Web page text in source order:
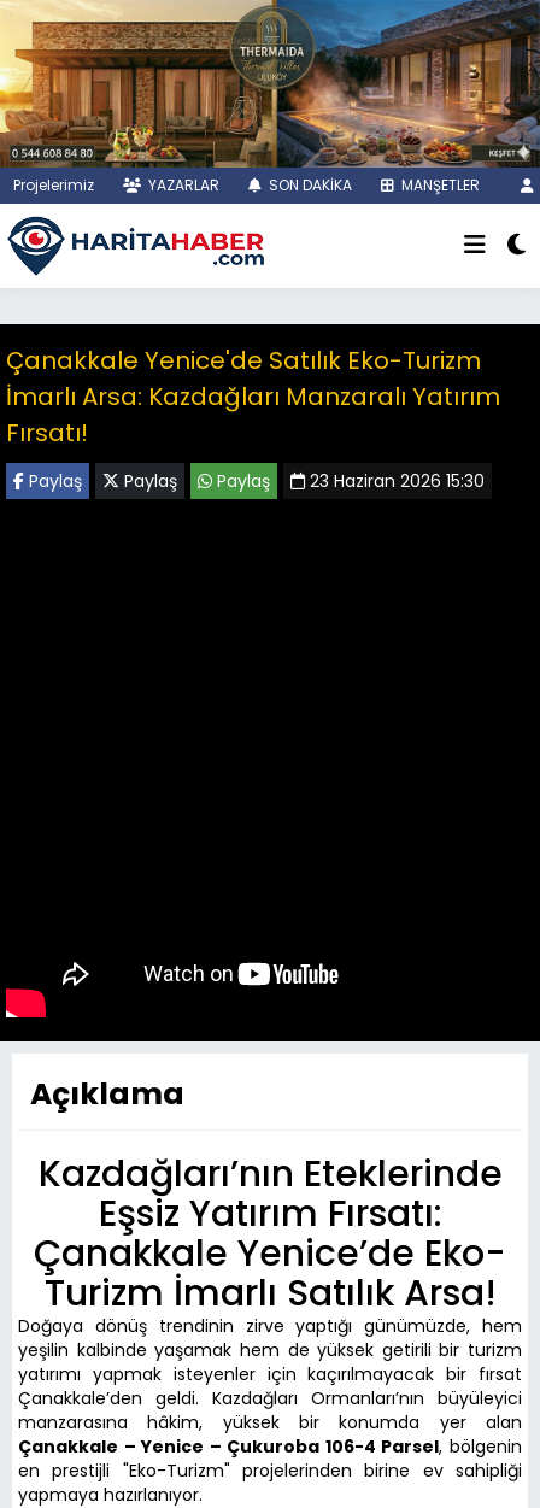
Projelerimiz YAZARLAR SON DAKİKA MANŞETLER
Çanakkale Yenice'de Satılık Eko-Turizm
İmarlı Arsa: Kazdağları Manzaralı Yatırım
Fırsatı!
Paylaş Paylaş Paylaş 23 Haziran 2026 15:30
Açıklama
Kazdağları’nın Eteklerinde
Eşsiz Yatırım Fırsatı:
Çanakkale Yenice’de Eko-
Turizm İmarlı Satılık Arsa!
Doğaya dönüş trendinin zirve yaptığı günümüzde, hem
yeşilin kalbinde yaşamak hem de yüksek getirili bir turizm
yatırımı yapmak isteyenler için kaçırılmayacak bir fırsat
Çanakkale’den geldi. Kazdağları Ormanları’nın büyüleyici
manzarasına hâkim, yüksek bir konumda yer alan
Çanakkale – Yenice – Çukuroba 106-4 Parsel, bölgenin
en prestijli "Eko-Turizm" projelerinden birine ev sahipliği
yapmaya hazırlanıyor.